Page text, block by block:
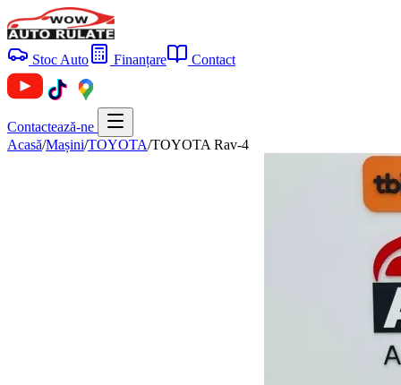
Stoc Auto Finanțare Contact
Contactează-ne
Acasă/Mașini/TOYOTA/TOYOTA Rav-4